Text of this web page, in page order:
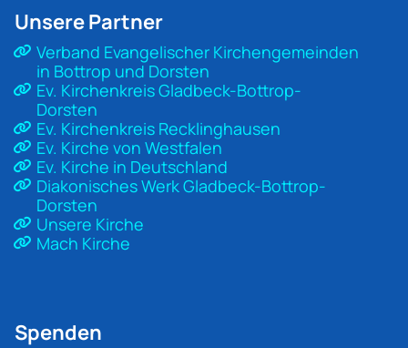
Unsere Partner
Verband Evangelischer Kirchengemeinden
in Bottrop und Dorsten
Ev. Kirchenkreis Gladbeck-Bottrop-
Dorsten
Ev. Kirchenkreis Recklinghausen
Ev. Kirche von Westfalen
Ev. Kirche in Deutschland
Diakonisches Werk Gladbeck-Bottrop-
Dorsten
Unsere Kirche
Mach Kirche
Spenden